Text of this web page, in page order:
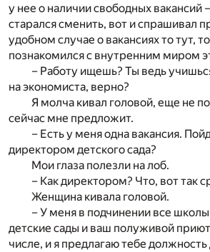
у нее о наличии свободных вакансий
старался сменить, вот и спрашивал
удобном случае о вакансиях то тут,
познакомился с внутренним миром
– Работу ищешь? Ты ведь
на экономиста, верно?
Я молча кивал головой, еще не
сейчас мне предложит.
– Есть у меня одна вакансия.
директором детского сада?
Мои глаза полезли на лоб.
– Как директором? Что, вот так
Женщина кивала головой.
– У меня в подчинении все школы
детские сады и ваш полуживой
числе, и я предлагаю тебе